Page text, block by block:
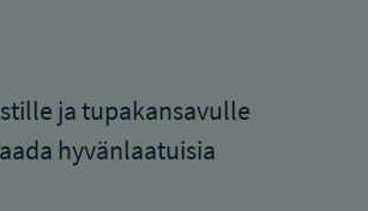
ja tupakansavulle
hyvänlaatuisia